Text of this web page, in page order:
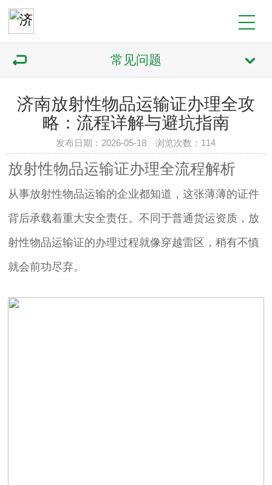
常见问题
济南放射性物品运输证办理全攻
略：流程详解与避坑指南
发布日期：2026-05-18 浏览次数：114
放射性物品运输证办理全流程解析
从事放射性物品运输的企业都知道，这张薄薄的证件
背后承载着重大安全责任。不同于普通货运资质，放
射性物品运输证的办理过程就像穿越雷区，稍有不慎
就会前功尽弃。